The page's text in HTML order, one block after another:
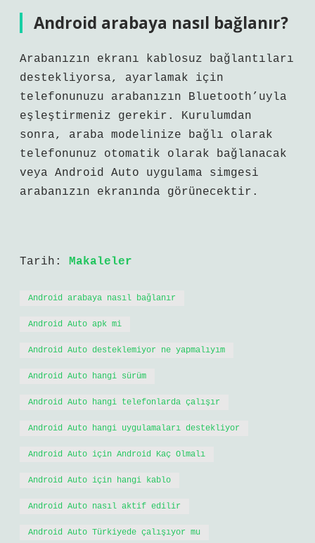
Android arabaya nasıl bağlanır?
Arabanızın ekranı kablosuz bağlantıları
destekliyorsa, ayarlamak için
telefonunuzu arabanızın Bluetooth’uyla
eşleştirmeniz gerekir. Kurulumdan
sonra, araba modelinize bağlı olarak
telefonunuz otomatik olarak bağlanacak
veya Android Auto uygulama simgesi
arabanızın ekranında görünecektir.
Tarih: Makaleler
Android arabaya nasıl bağlanır
Android Auto apk mi
Android Auto desteklemiyor ne yapmalıyım
Android Auto hangi sürüm
Android Auto hangi telefonlarda çalışır
Android Auto hangi uygulamaları destekliyor
Android Auto için Android Kaç Olmalı
Android Auto için hangi kablo
Android Auto nasıl aktif edilir
Android Auto Türkiyede çalışıyor mu